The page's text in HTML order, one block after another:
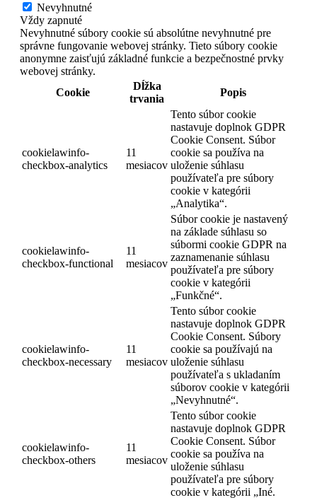
Nevyhnutné
Vždy zapnuté
Nevyhnutné súbory cookie sú absolútne nevyhnutné pre
správne fungovanie webovej stránky. Tieto súbory cookie
anonymne zaisťujú základné funkcie a bezpečnostné prvky
webovej stránky.
Cookie
Dĺžka
trvania
Popis
cookielawinfo-
checkbox-analytics
11
mesiacov
Tento súbor cookie
nastavuje doplnok GDPR
Cookie Consent. Súbor
cookie sa používa na
uloženie súhlasu
používateľa pre súbory
cookie v kategórii
„Analytika“.
cookielawinfo-
checkbox-functional
11
mesiacov
Súbor cookie je nastavený
na základe súhlasu so
súbormi cookie GDPR na
zaznamenanie súhlasu
používateľa pre súbory
cookie v kategórii
„Funkčné“.
cookielawinfo-
checkbox-necessary
11
mesiacov
Tento súbor cookie
nastavuje doplnok GDPR
Cookie Consent. Súbory
cookie sa používajú na
uloženie súhlasu
používateľa s ukladaním
súborov cookie v kategórii
„Nevyhnutné“.
cookielawinfo-
checkbox-others
11
mesiacov
Tento súbor cookie
nastavuje doplnok GDPR
Cookie Consent. Súbor
cookie sa používa na
uloženie súhlasu
používateľa pre súbory
cookie v kategórii „Iné.